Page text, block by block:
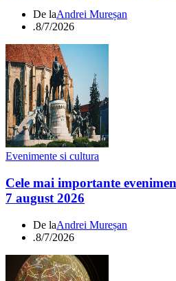
De laAndrei Mureșan
.8/7/2026
Evenimente si cultura
Cele mai importante
7 august 2026
De laAndrei Mureșan
.8/7/2026